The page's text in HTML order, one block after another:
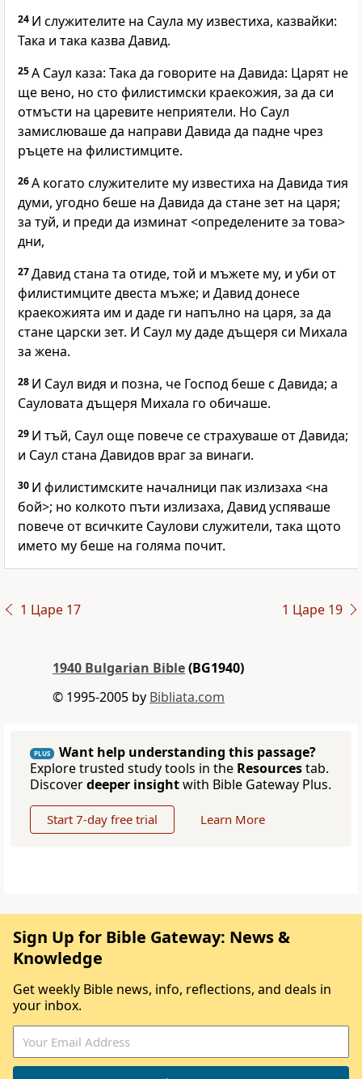
24 И служителите на Саула му известиха, казвайки:
Така и така казва Давид.
25А Саул каза: Така да говорите на Давида: Царят не
ще вено, но сто филистимски краекожия, за да си
отмъсти на царевите неприятели. Но Саул
замислюваше да направи Давида да падне чрез
ръцете на филистимците.
26А когато служителите му известиха на Давида тия
думи, угодно беше на Давида да стане зет на царя;
за туй, и преди да изминат <определените за това>
дни,
27Давид стана та отиде, той и мъжете му, и уби от
филистимците двеста мъже; и Давид донесе
краекожията им и даде ги напълно на царя, за да
стане царски зет. И Саул му даде дъщеря си Михала
за жена.
28 И Саул видя и позна, че Господ беше с Давида; а
Сауловата дъщеря Михала го обичаше.
29 И тъй, Саул още повече се страхуваше от Давида;
и Саул стана Давидов враг за винаги.
30 И филистимските началници пак излизаха <на
бой>; но колкото пъти излизаха, Давид успяваше
повече от всичките Саулови служители, така щото
името му беше на голяма почит.
1 Царе 17 1 Царе 19
1940 Bulgarian Bible(BG1940)
© 1995-2005 by Bibliata.com
PLUS
Want help understanding this passage?
Explore trusted study tools in the Resourcestab.
Discoverdeeper insightwith Bible Gateway Plus.
Start 7-day free trial Learn More
Sign Up for Bible Gateway: News &
Knowledge
Get weekly Bible news, info, reflections, and deals in
your inbox.